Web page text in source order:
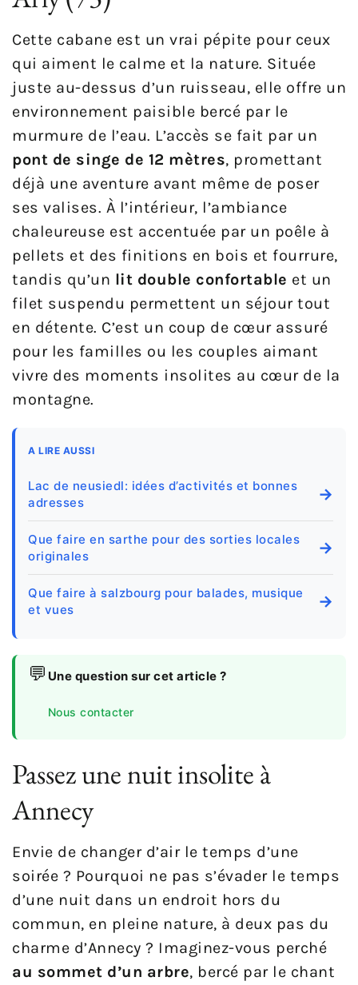
Cette cabane est un vrai pépite pour ceux
qui aiment le calme et la nature. Située
juste au-dessus d’un ruisseau, elle offre un
environnement paisible bercé par le
murmure de l’eau. L’accès se fait par un
pont de singe de 12 mètres, promettant
déjà une aventure avant même de poser
ses valises. À l’intérieur, l’ambiance
chaleureuse est accentuée par un poêle à
pellets et des finitions en bois et fourrure,
tandis qu’un lit double confortable et un
filet suspendu permettent un séjour tout
en détente. C’est un coup de cœur assuré
pour les familles ou les couples aimant
vivre des moments insolites au cœur de la
montagne.
A LIRE AUSSI
Lac de neusiedl: idées d’activités et bonnes
adresses
→
Que faire en sarthe pour des sorties locales
originales
→
Que faire à salzbourg pour balades, musique
et vues
→
💬 Une question sur cet article ?
Nous contacter
Passez une nuit insolite à
Annecy
Envie de changer d’air le temps d’une
soirée ? Pourquoi ne pas s’évader le temps
d’une nuit dans un endroit hors du
commun, en pleine nature, à deux pas du
charme d’Annecy ? Imaginez-vous perché
au sommet d’un arbre, bercé par le chant